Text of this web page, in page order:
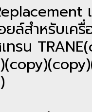
ล์สำหรับเครื่
ทรน